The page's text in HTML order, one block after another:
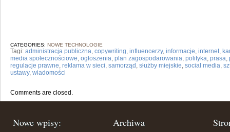
CATEGORIES: NOWE TECHNOLOGIE
Tagi: administracja publiczna, copywriting, influencerzy, informacje, internet,
media społecznościowe, ogłoszenia, plan zagospodarowania, polityka, prasa,
regulacje prawne, reklama w sieci, samorząd , służby miejskie, social media,
ustawy, wiadomości
Comments are closed.
Nowe wpisy: Archiwa